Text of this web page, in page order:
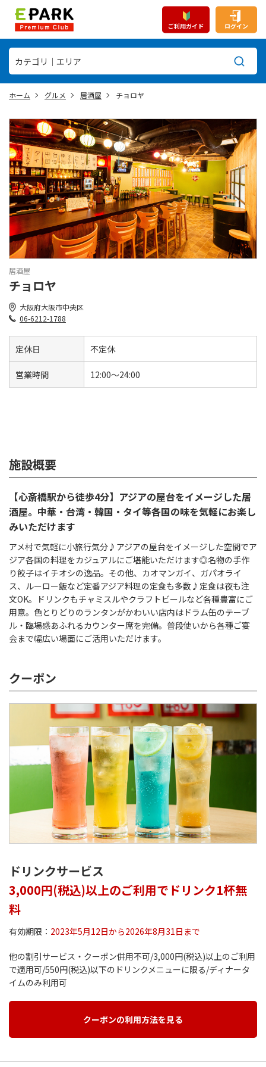
ご利用ガイド ログイン
ホーム グルメ 居酒屋 チョロヤ
居酒屋
チョロヤ
大阪府大阪市中央区
06-6212-1788
定休日 不定休
営業時間 12:00〜24:00
施設概要
【心斎橋駅から徒歩4分】アジアの屋台をイメージした居
酒屋。中華・台湾・韓国・タイ等各国の味を気軽にお楽し
みいただけます
アメ村で気軽に小旅行気分♪アジアの屋台をイメージした空間でア
ジア各国の料理をカジュアルにご堪能いただけます◎名物の手作
り餃子はイチオシの逸品。その他、カオマンガイ、ガパオライ
ス、ルーロー飯など定番アジア料理の定食も多数♪定食は夜も注
文OK。ドリンクもチャミスルやクラフトビールなど各種豊富にご
用意。色とりどりのランタンがかわいい店内はドラム缶のテーブ
ル・臨場感あふれるカウンター席を完備。普段使いから各種ご宴
会まで幅広い場面にご活用いただけます。
クーポン
ドリンクサービス
3,000円(税込)以上のご利用でドリンク1杯無
料
有効期限： 2023年5月12日から2026年8月31日まで
他の割引サービス・クーポン併用不可/3,000円(税込)以上のご利用
で適用可/550円(税込)以下のドリンクメニューに限る/ディナータ
イムのみ利用可
クーポンの利用方法を見る